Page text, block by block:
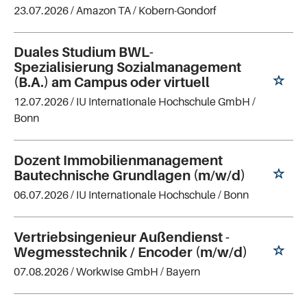
23.07.2026 / Amazon TA/ Kobern-Gondorf
Duales Studium BWL-
Spezialisierung Sozialmanagement
(B.A.) am Campus oder virtuell
12.07.2026 / IU Internationale Hochschule GmbH /
Bonn
Dozent Immobilienmanagement
Bautechnische Grundlagen (m/w/d)
06.07.2026 / IU Internationale Hochschule/ Bonn
Vertriebsingenieur Außendienst -
Wegmesstechnik / Encoder (m/w/d)
07.08.2026 /Workwise GmbH / Bayern